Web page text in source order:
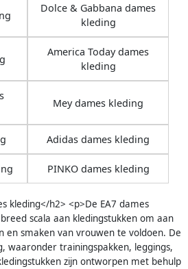
Dolce & Gabbana dames
kleding
America Today dames
kleding
Mey dames kleding
Adidas dames kleding
PINKO dames kleding
kleding</h2> <p>De EA7 dames
scala aan kledingstukken om aan
en smaken van vrouwen te voldoen. De
waaronder trainingspakken, leggings,
zijn ontworpen met behulp